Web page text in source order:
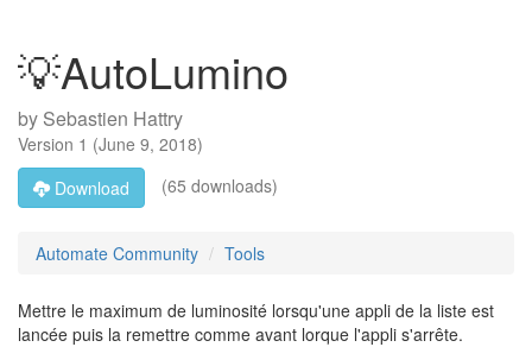
💡AutoLumino
by Sebastien Hattry
Version 1 (June 9, 2018)
Download
(65 downloads)
Automate Community Tools
Mettre le maximum de luminosité lorsqu'une appli de la liste est
lancée puis la remettre comme avant lorque l'appli s'arrête.